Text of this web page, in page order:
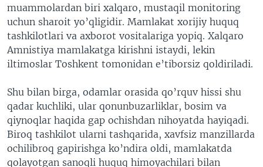
muammolardan biri xalqaro, mustaqil monitoring
uchun sharoit yo’qligidir. Mamlakat xorijiy huquq
tashkilotlari va axborot vositalariga yopiq. Xalqaro
Amnistiya mamlakatga kirishni istaydi, lekin
iltimoslar Toshkent tomonidan e’tiborsiz qoldiriladi.
Shu bilan birga, odamlar orasida qo’rquv hissi shu
qadar kuchliki, ular qonunbuzarliklar, bosim va
qiynoqlar haqida gap ochishdan nihoyatda hayiqadi.
Biroq tashkilot ularni tashqarida, xavfsiz manzillarda
ochilibroq gapirishga ko’ndira oldi, mamlakatda
qolayotgan sanoqli huquq himoyachilari bilan